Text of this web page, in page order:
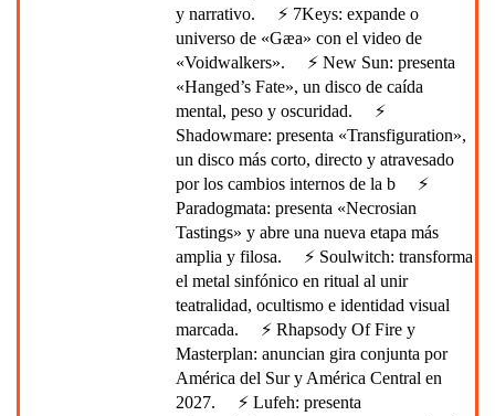
y narrativo.
⚡ 7Keys: expande o
universo de «Gæa» con el video de
«Voidwalkers».
⚡ New Sun: presenta
«Hanged’s Fate», un disco de caída
mental, peso y oscuridad.
⚡
Shadowmare: presenta «Transfiguration»,
un disco más corto, directo y atravesado
por los cambios internos de la b
⚡
Paradogmata: presenta «Necrosian
Tastings» y abre una nueva etapa más
amplia y filosa.
⚡ Soulwitch: transforma
el metal sinfónico en ritual al unir
teatralidad, ocultismo e identidad visual
marcada.
⚡ Rhapsody Of Fire y
Masterplan: anuncian gira conjunta por
América del Sur y América Central en
2027.
⚡ Lufeh: presenta